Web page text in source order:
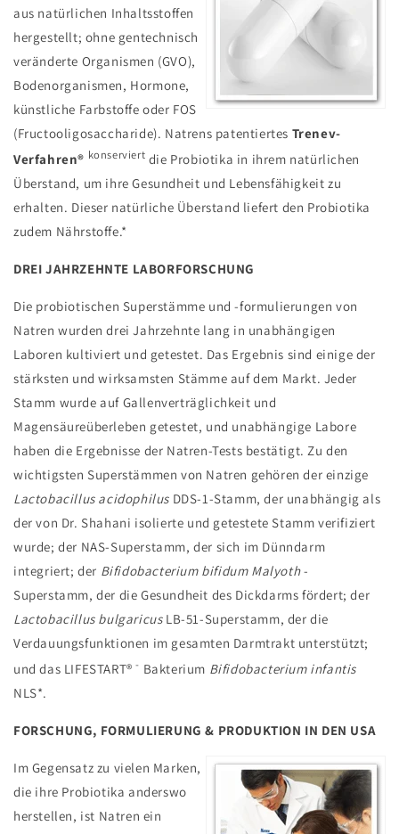
aus natürlichen Inhaltsstoffen
hergestellt; ohne gentechnisch
veränderte Organismen (GVO),
Bodenorganismen, Hormone,
künstliche Farbstoffe oder FOS
(Fructooligosaccharide). Natrens patentiertes Trenev-
Verfahren® konserviert die Probiotika in ihrem natürlichen
Überstand, um ihre Gesundheit und Lebensfähigkeit zu
erhalten. Dieser natürliche Überstand liefert den Probiotika
zudem Nährstoffe.*
DREI JAHRZEHNTE LABORFORSCHUNG
Die probiotischen Superstämme und -formulierungen von
Natren wurden drei Jahrzehnte lang in unabhängigen
Laboren kultiviert und getestet. Das Ergebnis sind einige der
stärksten und wirksamsten Stämme auf dem Markt. Jeder
Stamm wurde auf Gallenverträglichkeit und
Magensäureüberleben getestet, und unabhängige Labore
haben die Ergebnisse der Natren-Tests bestätigt. Zu den
wichtigsten Superstämmen von Natren gehören der einzige
Lactobacillus acidophilus DDS-1-Stamm, der unabhängig als
der von Dr. Shahani isolierte und getestete Stamm verifiziert
wurde; der NAS-Superstamm, der sich im Dünndarm
integriert; der Bifidobacterium bifidum Malyoth-
Superstamm, der die Gesundheit des Dickdarms fördert; der
Lactobacillus bulgaricusLB-51-Superstamm, der die
Verdauungsfunktionen im gesamten Darmtrakt unterstützt;
und das LIFESTART®- Bakterium Bifidobacterium infantis
NLS*.
FORSCHUNG, FORMULIERUNG & PRODUKTION IN DEN USA
Im Gegensatz zu vielen Marken,
die ihre Probiotika anderswo
herstellen, ist Natren ein